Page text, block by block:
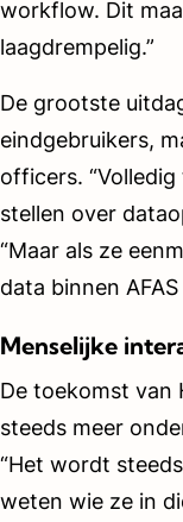
workflow. Dit
laagdrempelig.”
De grootste
eindgebruikers,
officers.
stellen over
“Maar als ze
data binnen
Menselijke
De toekomst van
steeds meer
“Het wordt
weten wie ze in